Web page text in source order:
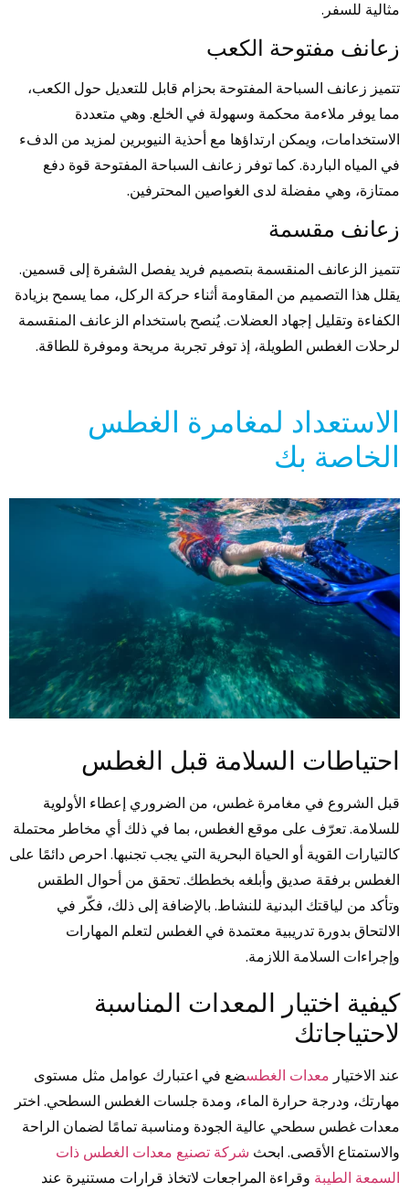
مثالية للسفر.
زعانف مفتوحة الكعب
تتميز زعانف السباحة المفتوحة بحزام قابل للتعديل حول الكعب،
مما يوفر ملاءمة محكمة وسهولة في الخلع. وهي متعددة
الاستخدامات، ويمكن ارتداؤها مع أحذية النيوبرين لمزيد من الدفء
في المياه الباردة. كما توفر زعانف السباحة المفتوحة قوة دفع
ممتازة، وهي مفضلة لدى الغواصين المحترفين.
زعانف مقسمة
تتميز الزعانف المنقسمة بتصميم فريد يفصل الشفرة إلى قسمين.
يقلل هذا التصميم من المقاومة أثناء حركة الركل، مما يسمح بزيادة
الكفاءة وتقليل إجهاد العضلات. يُنصح باستخدام الزعانف المنقسمة
لرحلات الغطس الطويلة، إذ توفر تجربة مريحة وموفرة للطاقة.
الاستعداد لمغامرة الغطس
الخاصة بك
احتياطات السلامة قبل الغطس
قبل الشروع في مغامرة غطس، من الضروري إعطاء الأولوية
للسلامة. تعرّف على موقع الغطس، بما في ذلك أي مخاطر محتملة
كالتيارات القوية أو الحياة البحرية التي يجب تجنبها. احرص دائمًا على
الغطس برفقة صديق وأبلغه بخططك. تحقق من أحوال الطقس
وتأكد من لياقتك البدنية للنشاط. بالإضافة إلى ذلك، فكّر في
الالتحاق بدورة تدريبية معتمدة في الغطس لتعلم المهارات
وإجراءات السلامة اللازمة.
كيفية اختيار المعدات المناسبة
لاحتياجاتك
عند الاختيار معدات الغطسضع في اعتبارك عوامل مثل مستوى
مهارتك، ودرجة حرارة الماء، ومدة جلسات الغطس السطحي. اختر
معدات غطس سطحي عالية الجودة ومناسبة تمامًا لضمان الراحة
والاستمتاع الأقصى. ابحث شركة تصنيع معدات الغطس ذات
السمعة الطيبة وقراءة المراجعات لاتخاذ قرارات مستنيرة عند